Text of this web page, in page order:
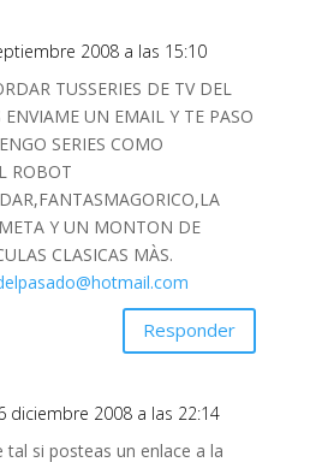
2008 a las 15:10
TUSSERIES DE TV DEL
ENVIAME UN EMAIL Y TE PASO
SERIES COMO
ROBOT
Y UN MONTON DE
CLASICAS MÀS.
Responder
diciembre 2008 a las 22:14
tal si posteas un enlace a la